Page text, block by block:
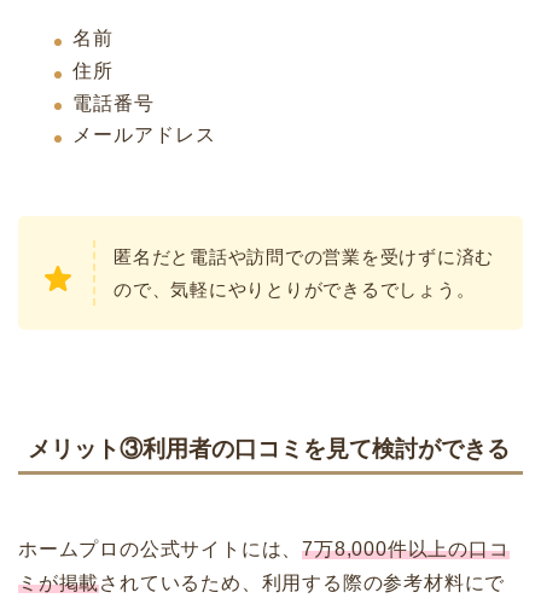
名前
住所
電話番号
メールアドレス
匿名だと電話や訪問での営業を受けずに済む
ので、気軽にやりとりができるでしょう。
メリット③利用者の口コミを見て検討ができる
ホームプロの公式サイトには、7万8,000件以上の口コ
ミが掲載されているため、利用する際の参考材料にで